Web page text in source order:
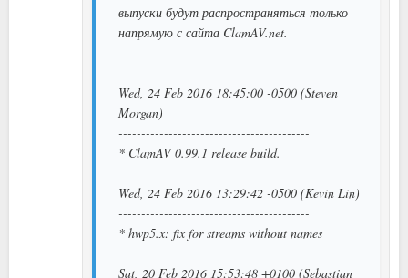
выпуски будут распространяться только
напрямую с сайта ClamAV.net.
Wed, 24 Feb 2016 18:45:00 -0500 (Steven
Morgan)
------------------------------------------
* ClamAV 0.99.1 release build.
Wed, 24 Feb 2016 13:29:42 -0500 (Kevin Lin)
------------------------------------------
* hwp5.x: fix for streams without names
Sat, 20 Feb 2016 15:53:48 +0100 (Sebastian